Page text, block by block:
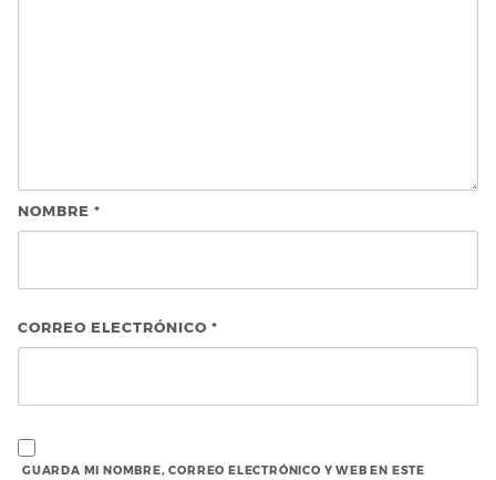
NOMBRE *
CORREO ELECTRÓNICO *
GUARDA MI NOMBRE, CORREO ELECTRÓNICO Y WEB EN ESTE